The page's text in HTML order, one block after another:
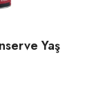
Yaş